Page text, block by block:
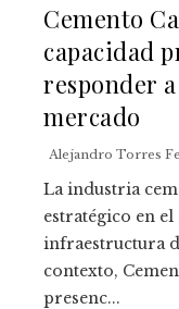
Cemento
capacidad
responder
mercado
Alejandro Torres
La industria
estratégico en
infraestructura
contexto,
presenc...